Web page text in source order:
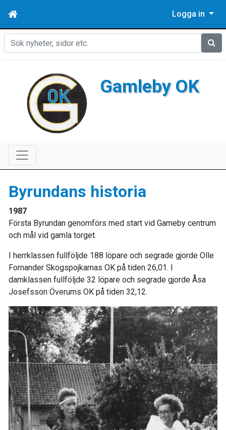
Logga in
Sök
Gamleby OK
Byrundans historia
1987
Första Byrundan genomförs med start vid Gameby centrum
och mål vid gamla torget.
I herrklassen fullföljde 188 löpare och segrade gjorde Olle
Fornander Skogspojkarnas OK på tiden 26,01. I
damklassen fullföljde 32 löpare och segrade gjorde Åsa
Josefsson Överums OK på tiden 32,12.